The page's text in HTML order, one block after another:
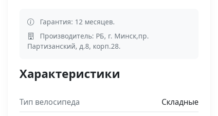
Гарантия: 12 месяцев.
Производитель: РБ, г. Минск,пр.
Партизанский, д.8, корп.28.
Характеристики
Тип велосипеда
Складные